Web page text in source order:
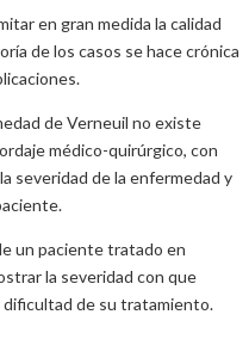
en gran medida la calidad
de los casos se hace crónica
de Verneuil no existe
médico-quirúrgico, con
severidad de la enfermedad y
un paciente tratado en
la severidad con que
dificultad de su tratamiento.